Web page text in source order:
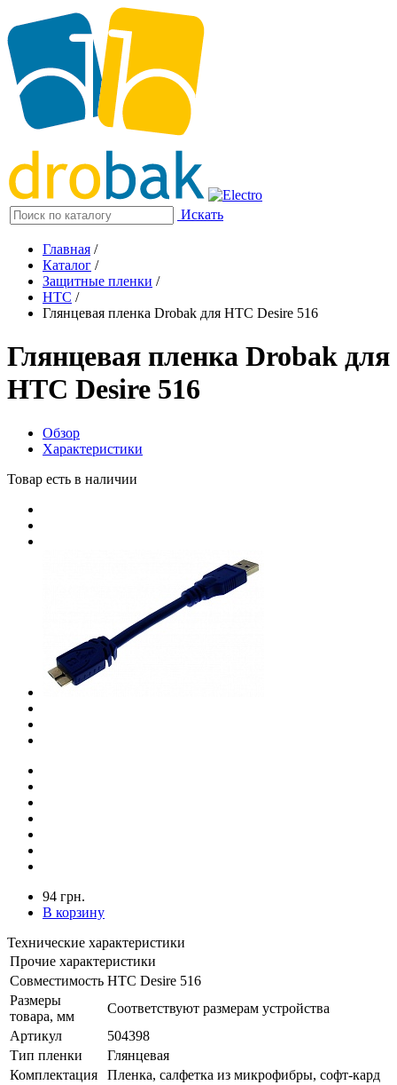
Искать
Главная /
Каталог /
Защитные пленки /
HTC /
Глянцевая пленка Drobak для HTC Desire 516
Глянцевая пленка Drobak для
HTC Desire 516
Обзор
Характеристики
Товар есть в наличии
94 грн.
В корзину
Технические характеристики
Прочие характеристики
Совместимость HTC Desire 516
Размеры
товара, мм
Соответствуют размерам устройства
Артикул
504398
Тип пленки
Глянцевая
Комплектация
Пленка, салфетка из микрофибры, софт-кард